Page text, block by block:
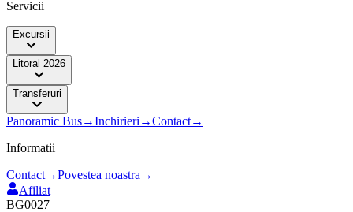
Servicii
Excursii
Litoral 2026
Transferuri
Panoramic Bus→Inchirieri →Contact→
Informatii
Contact→Povestea noastra →
Afiliat
BG0027